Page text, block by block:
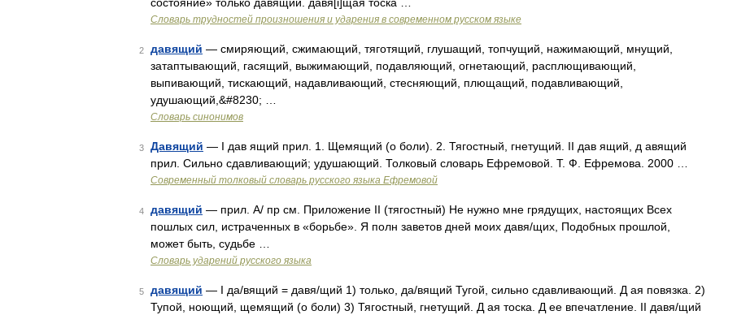
Словарь трудностей произношения и ударения в современном русском языке
2 давящий — смиряющий, сжимающий, тяготящий, глушащий, топчущий, нажимающий, мнущий,
затаптывающий, гасящий, выжимающий, подавляющий, огнетающий, расплющивающий,
выпивающий, тискающий, надавливающий, стесняющий, плющащий, подавливающий,
удушающий,&#8230; …
Словарь синонимов
3 Давящий — I дав ящий прил. 1. Щемящий (о боли). 2. Тягостный, гнетущий. II дав ящий, д авящий
прил. Сильно сдавливающий; удушающий. Толковый словарь Ефремовой. Т. Ф. Ефремова. 2000 …
Современный толковый словарь русского языка Ефремовой
4 давящий — прил. A/ пр см. Приложение II (тягостный) Не нужно мне грядущих, настоящих Всех
пошлых сил, истраченных в «борьбе». Я полн заветов дней моих давя/щих, Подобных прошлой,
может быть, судьбе …
Словарь ударений русского языка
5 давящий — I да/вящий = давя/щий 1) только, да/вящий Тугой, сильно сдавливающий. Д ая повязка. 2)
Тупой, ноющий, щемящий (о боли) 3) Тягостный, гнетущий. Д ая тоска. Д ее впечатление. II давя/щий